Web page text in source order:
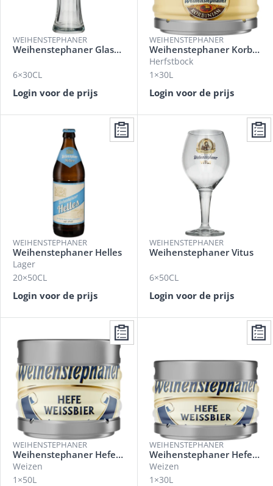
WEIHENSTEPHANER
Weihenstephaner Glaswerk
6×30CL
Login voor de prijs
WEIHENSTEPHANER
Weihenstephaner Korbinian
Herfstbock
1×30L
Login voor de prijs
WEIHENSTEPHANER
Weihenstephaner Helles
Lager
20×50CL
Login voor de prijs
WEIHENSTEPHANER
Weihenstephaner Vitus
6×50CL
Login voor de prijs
WEIHENSTEPHANER
Weihenstephaner Hefeweissbier
Weizen
1×50L
WEIHENSTEPHANER
Weihenstephaner Hefeweissbier
Weizen
1×30L